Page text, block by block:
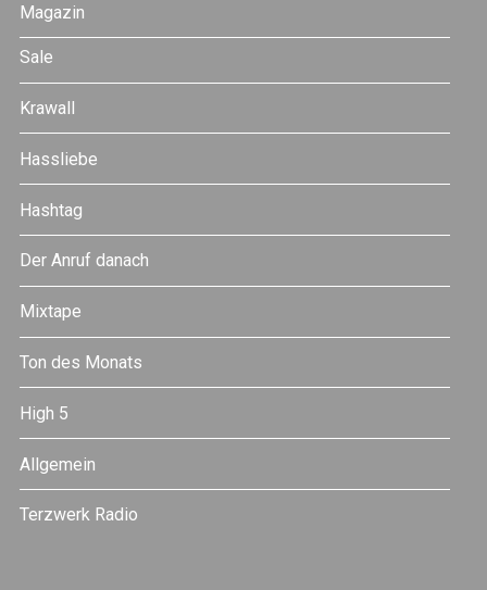
Magazin
Sale
Krawall
Hassliebe
Hashtag
Der Anruf danach
Mixtape
Ton des Monats
High 5
Allgemein
Terzwerk Radio